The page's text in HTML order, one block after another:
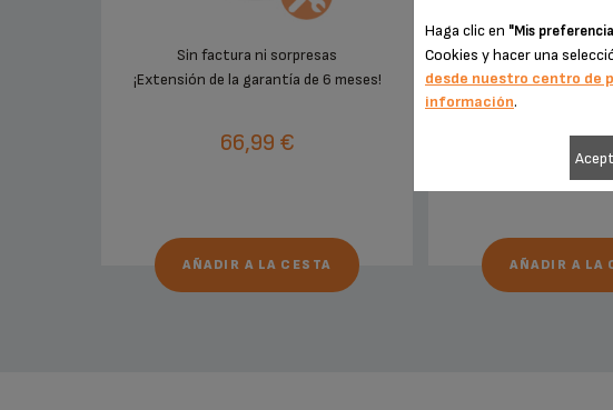
Sin factura ni sorpresas
¡Extensión de la garantía de 6 meses!
66,99 €
AÑADIR A LA CESTA
Práctico
4,10 €
AÑADIR A LA
Haga clic en "Mis
Cookies y hacer una
desde nuestro centro de
información.